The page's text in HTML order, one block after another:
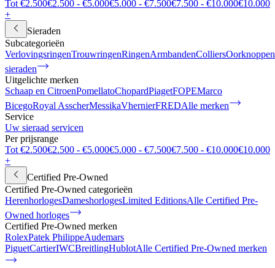
Tot €2.500€2.500 - €5.000€5.000 - €7.500€7.500 - €10.000€10.000
+
Sieraden
Subcategorieën
VerlovingsringenTrouwringenRingenArmbandenColliersOorknoppen
sieraden
Uitgelichte merken
Schaap en CitroenPomellatoChopardPiagetFOPEMarco
BicegoRoyal AsscherMessikaVhernierFREDAlle merken
Service
Uw sieraad servicen
Per prijsrange
Tot €2.500€2.500 - €5.000€5.000 - €7.500€7.500 - €10.000€10.000
+
Certified Pre-Owned
Certified Pre-Owned categorieën
HerenhorlogesDameshorlogesLimited EditionsAlle Certified Pre-
Owned horloges
Certified Pre-Owned merken
RolexPatek PhilippeAudemars
PiguetCartierIWCBreitlingHublotAlle Certified Pre-Owned merken